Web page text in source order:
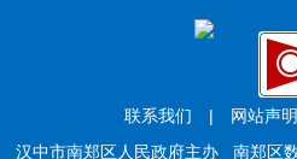
联系我们 | 网站声明
汉中市南郑区人民政府主办 南郑区